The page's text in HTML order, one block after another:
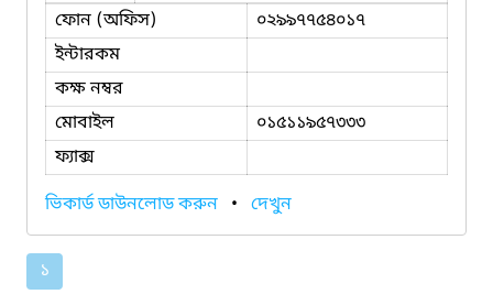
ফোন (অফিস)
০২৯৯৭৭৫৪০১৭
ইন্টারকম
কক্ষ নম্বর
মোবাইল
০১৫১১৯৫৭৩৩৩
ফ্যাক্স
ভিকার্ড ডাউনলোড করুন • দেখুন
১